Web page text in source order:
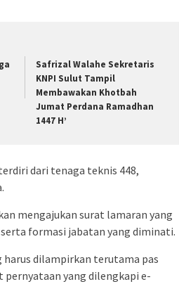
Safrizal Walahe Sekretaris
KNPI Sulut Tampil
Membawakan Khotbah
Jumat Perdana Ramadhan
1447 H’
dari tenaga teknis 448,
mengajukan surat lamaran yang
formasi jabatan yang diminati.
harus dilampirkan terutama pas
yang dilengkapi e-